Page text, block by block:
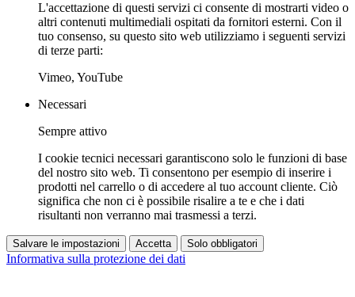
L'accettazione di questi servizi ci consente di mostrarti video o
altri contenuti multimediali ospitati da fornitori esterni. Con il
tuo consenso, su questo sito web utilizziamo i seguenti servizi
di terze parti:
Vimeo, YouTube
Necessari
Sempre attivo
I cookie tecnici necessari garantiscono solo le funzioni di base
del nostro sito web. Ti consentono per esempio di inserire i
prodotti nel carrello o di accedere al tuo account cliente. Ciò
significa che non ci è possibile risalire a te e che i dati
risultanti non verranno mai trasmessi a terzi.
Salvare le impostazioni Accetta Solo obbligatori
Informativa sulla protezione dei dati